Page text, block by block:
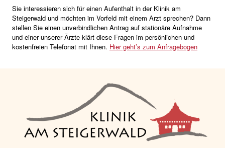
Sie interessieren sich für einen Aufenthalt in der Klinik am
Steigerwald und möchten im Vorfeld mit einem Arzt sprechen? Dann
stellen Sie einen unverbindlichen Antrag auf stationäre Aufnahme
und einer unserer Ärzte klärt diese Fragen im persönlichen und
kostenfreien Telefonat mit Ihnen. Hier geht’s zum Anfragebogen